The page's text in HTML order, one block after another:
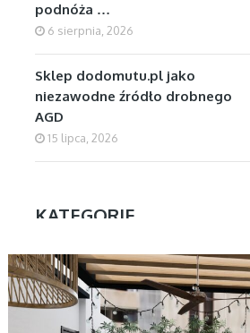
podnóża …
6 sierpnia, 2026
Sklep dodomutu.pl jako
niezawodne źródło drobnego
AGD
15 lipca, 2026
KATEGORIE
Aktualności
Biznes
Dom
DOM